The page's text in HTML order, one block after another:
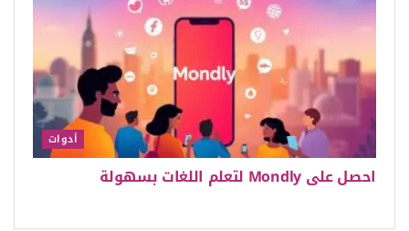
أدوات
احصل على Mondly لتعلم اللغات بسهولة